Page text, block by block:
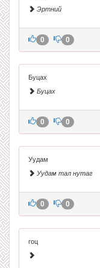
Эртний
0 0
Буцах
Буцах
0 0
Уудам
Уудам тал нутаг
0 0
гоц